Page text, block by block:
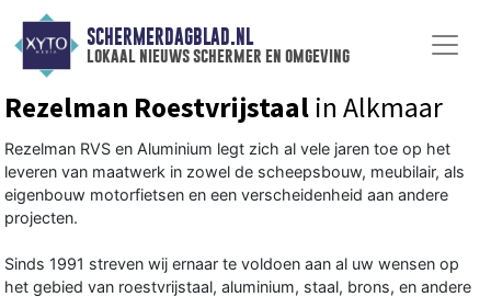
SCHERMERDAGBLAD.NL
lokaal nieuws schermer en omgeving
Rezelman Roestvrijstaal in Alkmaar
Rezelman RVS en Aluminium legt zich al vele jaren toe op het
leveren van maatwerk in zowel de scheeps­bouw, meubilair, als
eigenbouw motor­fietsen en een verscheidenheid aan andere
projecten.
Sinds 1991 streven wij ernaar te voldoen aan al uw wensen op
het gebied van roestvrijstaal, aluminium, staal, brons, en andere